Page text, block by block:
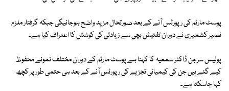
پوسٹ مارٹم کی رپورٹس آنے کے بعد صورتحال مزید واضح ہوجائیگی جبکہ گرفتار ملزم
نصیر کشمیری نے دوران تفتیش بچی سے زیادتی کی کوشش کا اعتراف کیا ہے۔
پولیس سرجن ڈاکٹر سمعیہ کا کہنا ہے پوسٹ مارٹم کے دوران مختلف نمونے محفوظ
کیے گئے ہیں جن کی کیمیائی تجزیے کی رپورٹس آنے کے بعد ہی حتمی طور پر کچھ
کہا جاسکتا ہے۔